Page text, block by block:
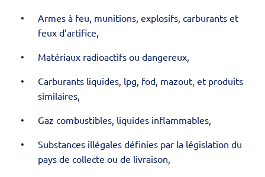
Armes à feu, munitions, explosifs, carburants et
feux d’artifice,
Matériaux radioactifs ou dangereux,
Carburants liquides, lpg, fod, mazout, et produits
similaires,
Gaz combustibles, liquides inflammables,
Substances illégales définies par la législation du
pays de collecte ou de livraison,